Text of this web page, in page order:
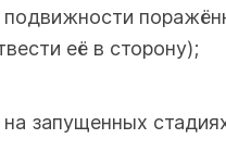
её в сторону);
запущенных